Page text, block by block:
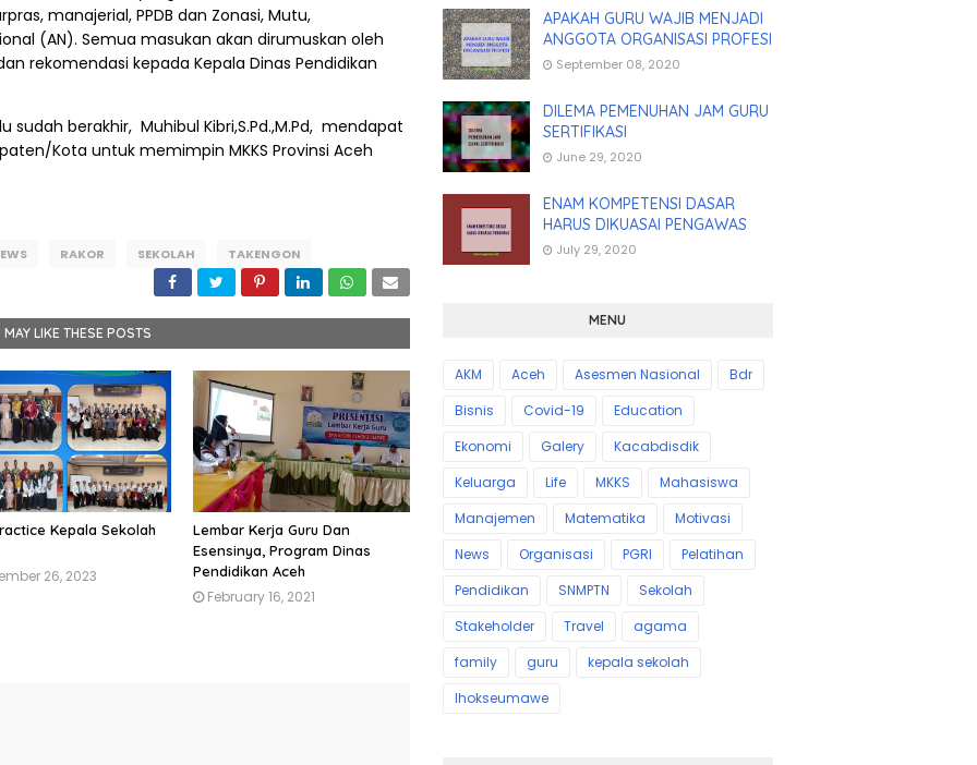
manajerial, PPDB dan Zonasi, Mutu,
(AN). Semua masukan akan dirumuskan oleh
rekomendasi kepada Kepala Dinas Pendidikan
sudah berakhir, Muhibul Kibri,S.Pd.,M.Pd, mendapat
Kota untuk memimpin MKKS Provinsi Aceh
RAKOR SEKOLAH TAKENGON
MAY LIKE THESE POSTS
Kepala Sekolah
26, 2023
Lembar Kerja Guru Dan
Esensinya, Program Dinas
Pendidikan Aceh
February 16, 2021
APAKAH GURU WAJIB MENJADI
ANGGOTA ORGANISASI PROFESI
September 08, 2020
DILEMA PEMENUHAN JAM GURU
SERTIFIKASI
June 29, 2020
ENAM KOMPETENSI DASAR
HARUS DIKUASAI PENGAWAS
July 29, 2020
MENU
AKM Aceh Asesmen Nasional
Bdr
Bisnis
Covid-19
Education
Ekonomi
Galery
Kacabdisdik
Keluarga
Life MKKS
Mahasiswa
Manajemen
Matematika
Motivasi
News
Organisasi PGRI
Pelatihan
Pendidikan
SNMPTN
Sekolah
Stakeholder
Travel
agama
family
guru
kepala sekolah
lhokseumawe